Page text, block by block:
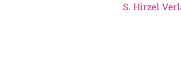
S. Hirzel